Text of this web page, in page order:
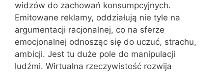
widzów do zachowań konsumpcyjnych.
Emitowane reklamy, oddziałują nie tyle na
argumentacji racjonalnej, co na sferze
emocjonalnej odnosząc się do uczuć, strachu,
ambicji. Jest tu duże pole do manipulacji
ludźmi. Wirtualna rzeczywistość rozwija